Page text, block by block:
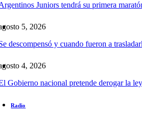
Juniors tendrá su primera
5, 2026
descompensó y cuando fueron a
4, 2026
Gobierno nacional pretende derogar la
Radio